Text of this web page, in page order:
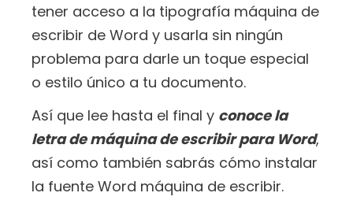
tener acceso a la tipografía máquina de
escribir de Word y usarla sin ningún
problema para darle un toque especial
o estilo único a tu documento.
Así que lee hasta el final y conoce la
letra de máquina de escribir para Word,
así como también sabrás cómo instalar
la fuente Word máquina de escribir.